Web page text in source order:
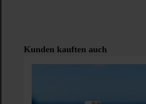
Produktgalerie überspringen
Kunden kauften auch